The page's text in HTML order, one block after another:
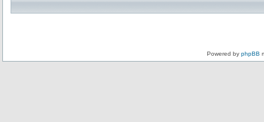
Powered by phpBB